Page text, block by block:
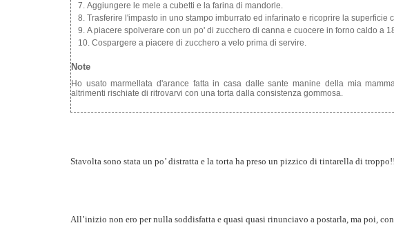
Aggiungere le mele a cubetti e la farina di mandorle.
Trasferire l'impasto in uno stampo imburrato ed infarinato e ricoprire la superficie
A piacere spolverare con un po' di zucchero di canna e cuocere in forno caldo a
Cospargere a piacere di zucchero a velo prima di servire.
Note
Ho usato marmellata d'arance fatta in casa dalle sante manine della mia
altrimenti rischiate di ritrovarvi con una torta dalla consistenza gommosa.
Stavolta sono stata un po’ distratta e la torta ha preso un pizzico di tintarella di
All’inizio non ero per nulla soddisfatta e quasi quasi rinunciavo a postarla, ma poi,